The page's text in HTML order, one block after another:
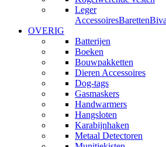
Leger
AccessoiresBaretten
OVERIG
Batterijen
Boeken
Bouwpakketten
Dieren Accessoires
Dog-tags
Gasmaskers
Handwarmers
Hangsloten
Karabijnhaken
Metaal Detectoren